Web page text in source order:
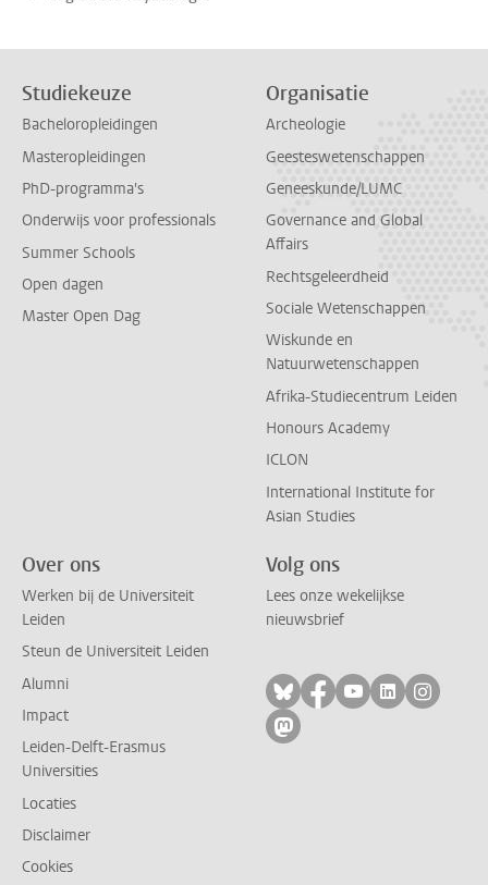
Studiekeuze
Bacheloropleidingen
Masteropleidingen
PhD-programma's
Onderwijs voor professionals
Summer Schools
Open dagen
Master Open Dag
Organisatie
Archeologie
Geesteswetenschappen
Geneeskunde/LUMC
Governance and Global
Affairs
Rechtsgeleerdheid
Sociale Wetenschappen
Wiskunde en
Natuurwetenschappen
Afrika-Studiecentrum Leiden
Honours Academy
ICLON
International Institute for
Asian Studies
Over ons
Werken bij de Universiteit
Leiden
Steun de Universiteit Leiden
Alumni
Impact
Leiden-Delft-Erasmus
Universities
Locaties
Disclaimer
Cookies
Volg ons
Lees onze wekelijkse
nieuwsbrief
Volg ons op bluesky
Volg ons op
Volg ons op
Volg ons
Volg
Volg ons op mastodon